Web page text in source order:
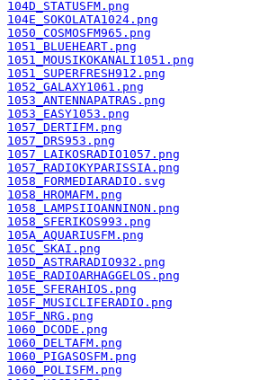
104D_STATUSFM.png
104E_SOKOLATA1024.png
1050_COSMOSFM965.png
1051_BLUEHEART.png
1051_MOUSIKOKANALI1051.png
1051_SUPERFRESH912.png
1052_GALAXY1061.png
1053_ANTENNAPATRAS.png
1053_EASY1053.png
1057_DERTIFM.png
1057_DRS953.png
1057_LAIKOSRADIO1057.png
1057_RADIOKYPARISSIA.png
1058_FORMEDIARADIO.svg
1058_HROMAFM.png
1058_LAMPSIIOANNINON.png
1058_SFERIKOS993.png
105A_AQUARIUSFM.png
105C_SKAI.png
105D_ASTRARADIO932.png
105E_RADIOARHAGGELOS.png
105E_SFERAHIOS.png
105F_MUSICLIFERADIO.png
105F_NRG.png
1060_DCODE.png
1060_DELTAFM.png
1060_PIGASOSFM.png
1060_POLISFM.png